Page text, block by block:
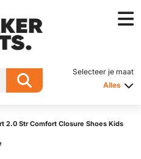
Selecteer je maat
Alles
2.0 Str Comfort Closure Shoes Kids